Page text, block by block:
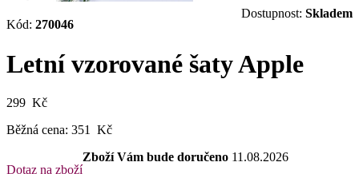
Kód: 270046
Dostupnost: Skladem
Letní vzorované šaty Apple
299 Kč
Běžná cena: 351 Kč
Dotaz na zboží
Zboží Vám bude doručeno 11.08.2026